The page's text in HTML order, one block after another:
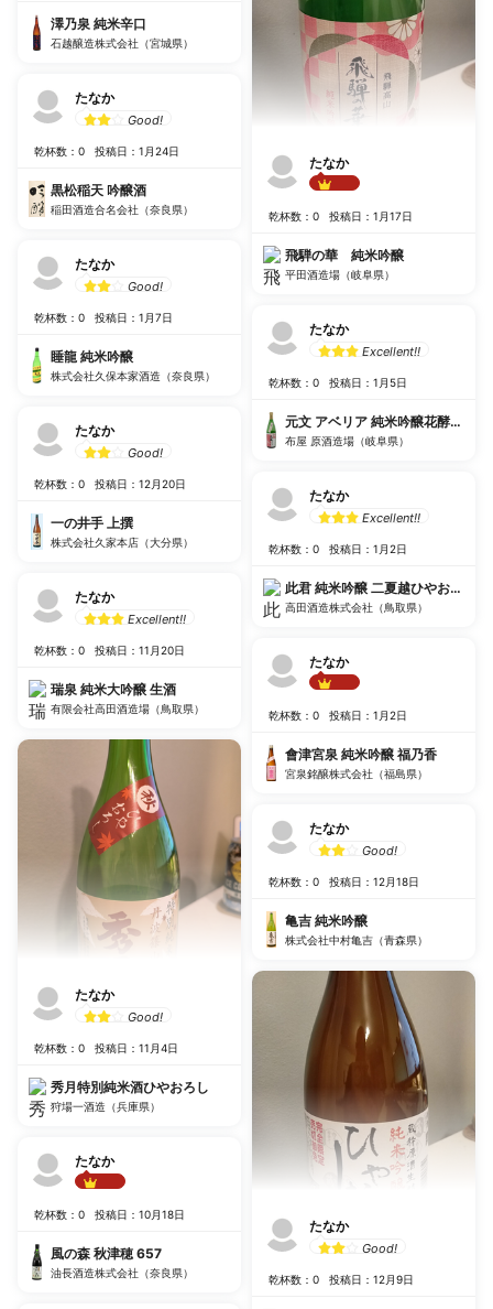
澤乃泉 純米辛口
石越醸造株式会社（宮城県）
たなか
Good!
乾杯数：0 投稿日：1月24日
黒松稲天 吟醸酒
稲田酒造合名会社（奈良県）
たなか
Good!
乾杯数：0 投稿日：1月7日
睡龍 純米吟醸
株式会社久保本家酒造（奈良県）
たなか
Good!
乾杯数：0 投稿日：12月20日
一の井手 上撰
株式会社久家本店（大分県）
たなか
Excellent!!
乾杯数：0 投稿日：11月20日
瑞泉 純米大吟醸 生酒
有限会社高田酒造場（鳥取県）
たなか
Good!
乾杯数：0 投稿日：11月4日
秀月特別純米酒ひやおろし
狩場一酒造（兵庫県）
たなか
乾杯数：0 投稿日：10月18日
風の森 秋津穂 657
油長酒造株式会社（奈良県）
たなか
乾杯数：0 投稿日：1月17日
飛騨の華 純米吟醸
平田酒造場（岐阜県）
たなか
Excellent!!
乾杯数：0 投稿日：1月5日
元文 アベリア 純米吟醸花酵母仕込
布屋 原酒造場（岐阜県）
たなか
Excellent!!
乾杯数：0 投稿日：1月2日
此君 純米吟醸 二夏越ひやおろし
高田酒造株式会社（鳥取県）
たなか
乾杯数：0 投稿日：1月2日
會津宮泉 純米吟醸 福乃香
宮泉銘醸株式会社（福島県）
たなか
Good!
乾杯数：0 投稿日：12月18日
亀吉 純米吟醸
株式会社中村亀吉（青森県）
たなか
Good!
乾杯数：0 投稿日：12月9日